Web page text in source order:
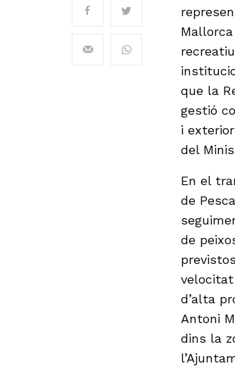
que la
gestió
i
del
En el
de
de
velocitat
d’alta
Antoni
dins la